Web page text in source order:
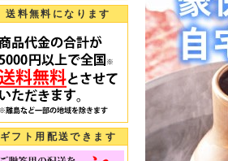
送料無料になります
ギフト用配送できます